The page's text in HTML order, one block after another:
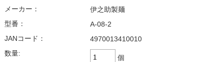
メーカー：
伊之助製麺
型番：
A-08-2
JANコード：
4970013410010
数量:
個